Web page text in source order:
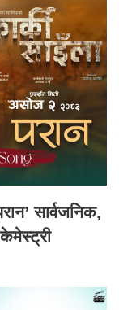
सार्वजनिक,